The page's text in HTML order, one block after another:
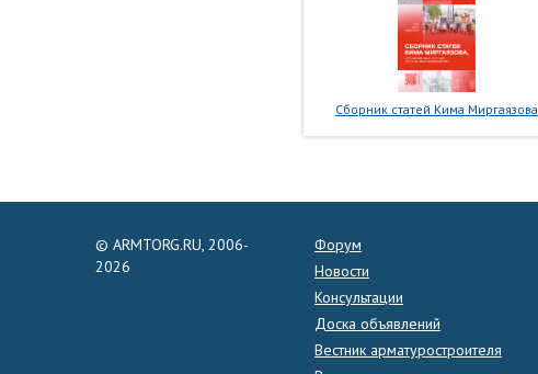
Сборник статей Кима Миргаязова
© ARMTORG.RU, 2006-
2026
Форум
Новости
Консультации
Доска объявлений
Вестник арматуростроителя